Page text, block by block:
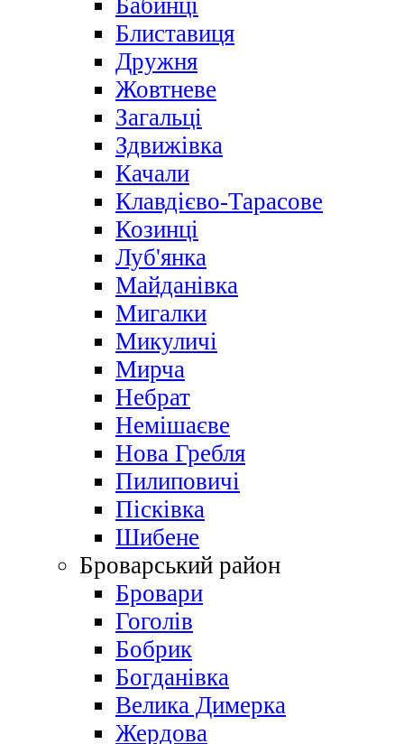
Бабинці
Блиставиця
Дружня
Жовтневе
Загальці
Здвижівка
Качали
Клавдієво-Тарасове
Козинці
Луб'янка
Майданівка
Мигалки
Микуличі
Мирча
Небрат
Немішаєве
Нова Гребля
Пилиповичі
Пісківка
Шибене
Броварський район
Бровари
Гоголів
Бобрик
Богданівка
Велика Димерка
Жердова